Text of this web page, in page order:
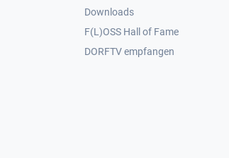
Downloads
F(L)OSS Hall of Fame
Footer 4
DORFTV empfangen